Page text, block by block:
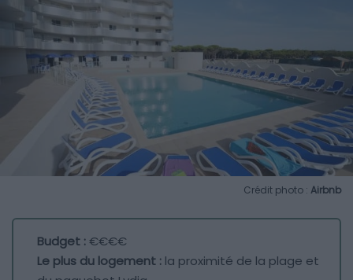
Crédit photo : Airbnb
Budget :€€€€
Le plus du logement : la proximité de la plage et